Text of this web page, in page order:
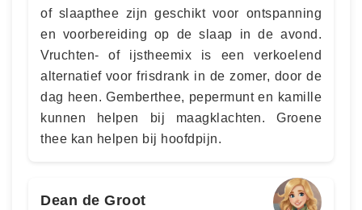
of slaapthee zijn geschikt voor ontspanning
en voorbereiding op de slaap in de avond.
Vruchten- of ijstheemix is een verkoelend
alternatief voor frisdrank in de zomer, door de
dag heen. Gemberthee, pepermunt en kamille
kunnen helpen bij maagklachten. Groene
thee kan helpen bij hoofdpijn.
Dean de Groot